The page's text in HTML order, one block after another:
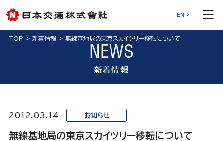
EN
TOP > 新着情報> 無線基地局の東京スカイツリー移転について
NEWS
新着情報
2012.03.14 お知らせ
無線基地局の東京スカイツリー移転について